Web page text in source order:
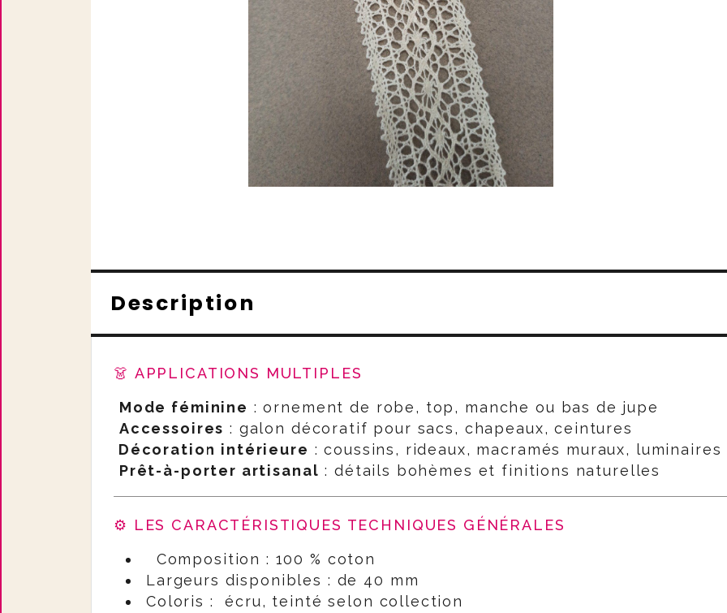
Description
👗 APPLICATIONS MULTIPLES
Mode féminine : ornement de robe, top, manche ou bas de jupe
Accessoires : galon décoratif pour sacs, chapeaux, ceintures
Décoration intérieure : coussins, rideaux, macramés muraux, luminaires
Prêt-à-porter artisanal : détails bohèmes et finitions naturelles
⚙️ LES CARACTÉRISTIQUES TECHNIQUES GÉNÉRALES
Composition : 100 % coton
Largeurs disponibles : de 40 mm
Coloris : écru, teinté selon collection